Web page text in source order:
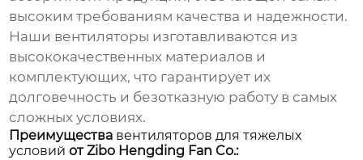
высоким требованиям качества и надежности.
Наши вентиляторы изготавливаются из
высококачественных материалов и
комплектующих, что гарантирует их
долговечность и безотказную работу в самых
сложных условиях.
Преимущества вентиляторов для тяжелых
условий от Zibo Hengding Fan Co.: